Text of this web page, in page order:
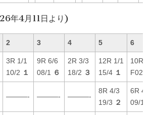
年4月11日より)
2 3 4 5 6
3R 1/1
10/2 １
9R 6/6
08/1
６
2R 3/3
18/2 ３
12R 1/1
15/4 １
10R 3/
F02/1
———- ———- ———-
8R 4/3
19/3 ２
6R 4/4
09/1